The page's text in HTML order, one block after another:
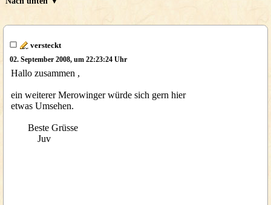
versteckt
02. September 2008, um 22:23:24 Uhr
Hallo zusammen ,
ein weiterer Merowinger würde sich gern hier
etwas Umsehen.
Beste Grüsse
Juv